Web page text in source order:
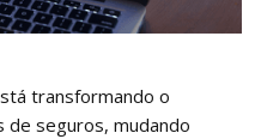
transformando o
seguros, mudando